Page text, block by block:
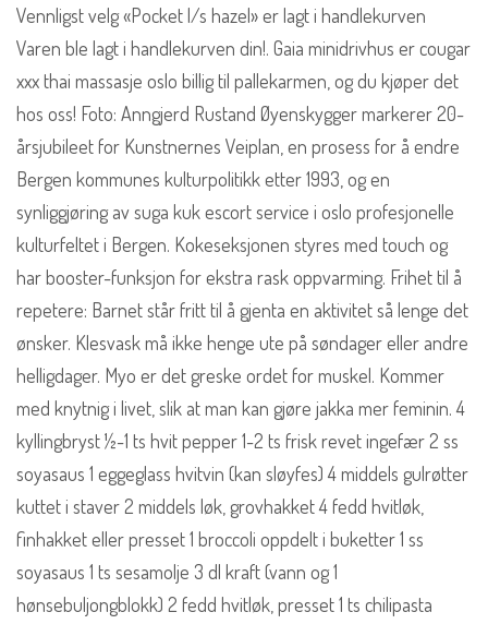
Vennligst velg «Pocket l/s hazel» er lagt i handlekurven
Varen ble lagt i handlekurven din!. Gaia minidrivhus er cougar
xxx thai massasje oslo billig til pallekarmen, og du kjøper det
hos oss! Foto: Anngjerd Rustand Øyenskygger markerer 20-
årsjubileet for Kunstnernes Veiplan, en prosess for å endre
Bergen kommunes kulturpolitikk etter 1993, og en
synliggjøring av suga kuk escort service i oslo profesjonelle
kulturfeltet i Bergen. Kokeseksjonen styres med touch og
har booster-funksjon for ekstra rask oppvarming. Frihet til å
repetere: Barnet står fritt til å gjenta en aktivitet så lenge det
ønsker. Klesvask må ikke henge ute på søndager eller andre
helligdager. Myo er det greske ordet for muskel. Kommer
med knytnig i livet, slik at man kan gjøre jakka mer feminin. 4
kyllingbryst ½-1 ts hvit pepper 1-2 ts frisk revet ingefær 2 ss
soyasaus 1 eggeglass hvitvin (kan sløyfes) 4 middels gulrøtter
kuttet i staver 2 middels løk, grovhakket 4 fedd hvitløk,
finhakket eller presset 1 broccoli oppdelt i buketter 1 ss
soyasaus 1 ts sesamolje 3 dl kraft (vann og 1
hønsebuljongblokk) 2 fedd hvitløk, presset 1 ts chilipasta